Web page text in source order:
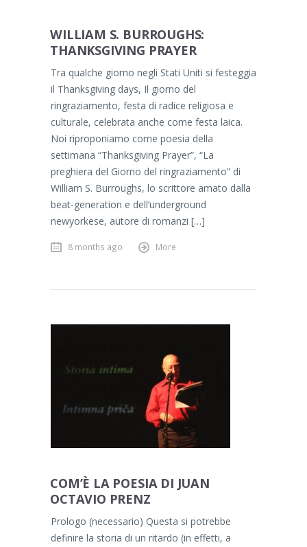
WILLIAM S. BURROUGHS:
THANKSGIVING PRAYER
Tra qualche giorno negli Stati Uniti si festeggia
il Thanksgiving days, Il giorno del
ringraziamento, festa di radice religiosa e
culturale, celebrata anche come festa laica.
Noi riproponiamo come poesia della
settimana “Thanksgiving Prayer”, “La
preghiera del Giorno del ringraziamento” di
William S. Burroughs, lo scrittore amato dalla
beat-generation e dell’underground
newyorkese, autore di romanzi […]
8 months ago More
COM’È LA POESIA DI JUAN
OCTAVIO PRENZ
Prologo (necessario) Questa si potrebbe
definire la storia di un ritardo (in effetti, a